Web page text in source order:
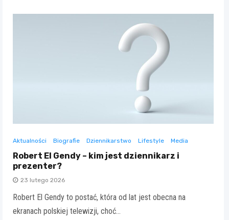
Aktualności Biografie Dziennikarstwo Lifestyle Media
Robert El Gendy – kim jest dziennikarz i
prezenter?
23 lutego 2026
Robert El Gendy to postać, która od lat jest obecna na
ekranach polskiej telewizji, choć…